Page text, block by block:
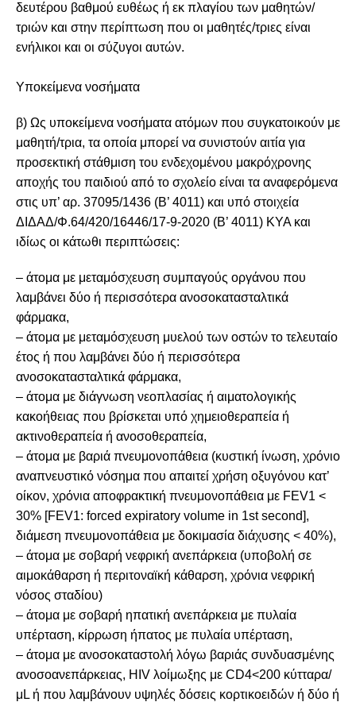
δευτέρου βαθμού ευθέως ή εκ πλαγίου των μαθητών/
τριών και στην περίπτωση που οι μαθητές/τριες είναι
ενήλικοι και οι σύζυγοι αυτών.
Υποκείμενα νοσήματα
β) Ως υποκείμενα νοσήματα ατόμων που συγκατοικούν με
μαθητή/τρια, τα οποία μπορεί να συνιστούν αιτία για
προσεκτική στάθμιση του ενδεχομένου μακρόχρονης
αποχής του παιδιού από το σχολείο είναι τα αναφερόμενα
στις υπ’ αρ. 37095/1436 (Β’ 4011) και υπό στοιχεία
ΔΙΔΑΔ/Φ.64/420/16446/17-9-2020 (Β’ 4011) ΚΥΑ και
ιδίως οι κάτωθι περιπτώσεις:
– άτομα με μεταμόσχευση συμπαγούς οργάνου που
λαμβάνει δύο ή περισσότερα ανοσοκατασταλτικά
φάρμακα,
– άτομα με μεταμόσχευση μυελού των οστών το τελευταίο
έτος ή που λαμβάνει δύο ή περισσότερα
ανοσοκατασταλτικά φάρμακα,
– άτομα με διάγνωση νεοπλασίας ή αιματολογικής
κακοήθειας που βρίσκεται υπό χημειοθεραπεία ή
ακτινοθεραπεία ή ανοσοθεραπεία,
– άτομα με βαριά πνευμονοπάθεια (κυστική ίνωση, χρόνιο
αναπνευστικό νόσημα που απαιτεί χρήση οξυγόνου κατ’
οίκον, χρόνια αποφρακτική πνευμονοπάθεια με FEV1 <
30% [FEV1: forced expiratory volume in 1st second],
διάμεση πνευμονοπάθεια με δοκιμασία διάχυσης < 40%),
– άτομα με σοβαρή νεφρική ανεπάρκεια (υποβολή σε
αιμοκάθαρση ή περιτοναϊκή κάθαρση, χρόνια νεφρική
νόσος σταδίου)
– άτομα με σοβαρή ηπατική ανεπάρκεια με πυλαία
υπέρταση, κίρρωση ήπατος με πυλαία υπέρταση,
– άτομα με ανοσοκαταστολή λόγω βαριάς συνδυασμένης
ανοσοανεπάρκειας, HIV λοίμωξης με CD4<200 κύτταρα/
μL ή που λαμβάνουν υψηλές δόσεις κορτικοειδών ή δύο ή